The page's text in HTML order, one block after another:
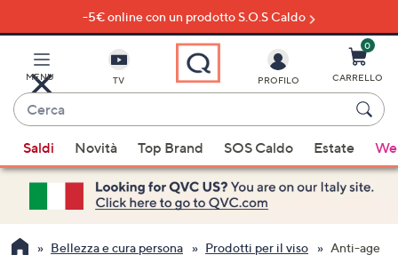
al
principale
-5€ online con un prodotto S.O.S Caldo
MENU TV
Cerca
sono
disponibili
suggerimenti,
usa
i
PROFILO
0
CARRELLO
Saldi Novità Top Brand SOS Caldo Estate
Bellezza e cura persona Prodotti per il viso Anti-age